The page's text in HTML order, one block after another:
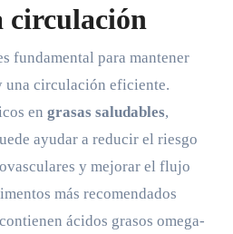
circulación
una circulación eficiente.
en grasas saludables,
ayudar a reducir el riesgo
y mejorar el flujo
más recomendados
ácidos grasos omega-